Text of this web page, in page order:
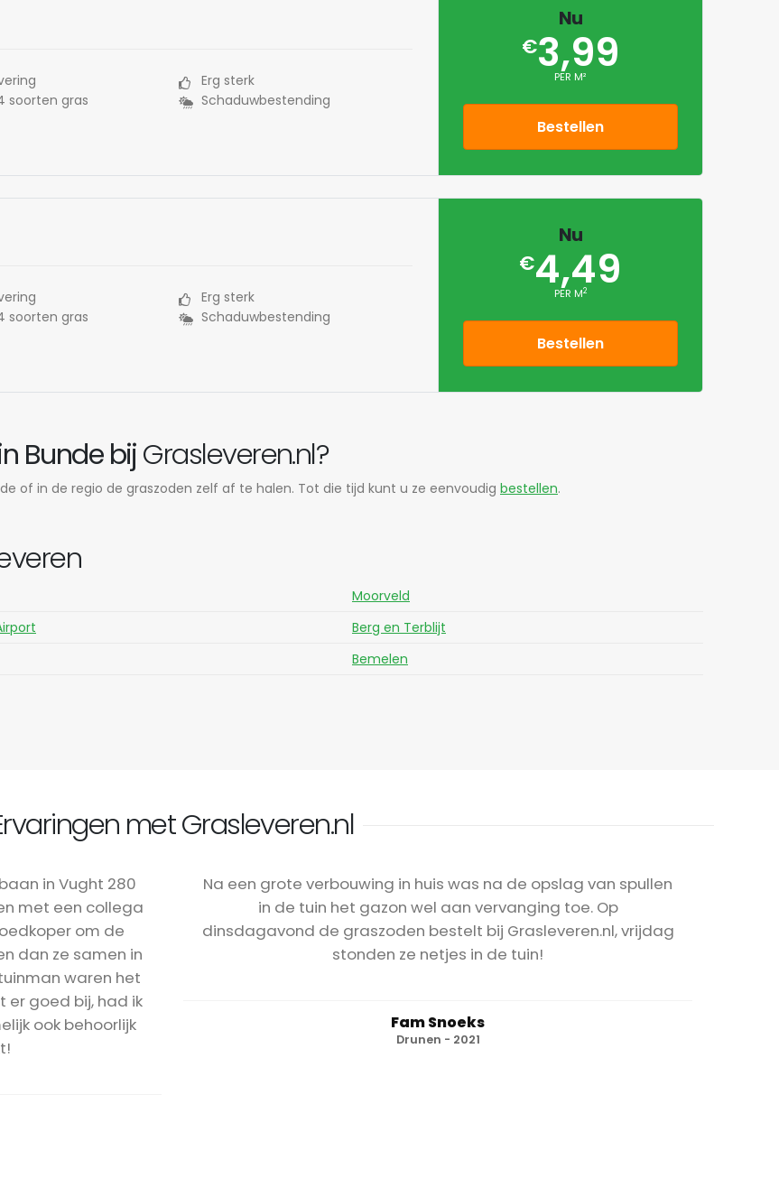
soorten gras
Erg sterk
Schaduwbestending
Nu
€3,99
PER M²
Bestellen
soorten gras
Erg sterk
Schaduwbestending
Nu
€4,49
PER M2
Bestellen
Bunde bijGrasleveren.nl?
of in de regio de graszoden zelf af te halen. Tot die tijd kunt u ze eenvoudig bestellen.
Moorveld
Berg en Terblijt
Bemelen
met Grasleveren.nl
in Vught 280
met een collega
om de
dan ze samen in
waren het
er goed bij, had ik
ook behoorlijk
Na een grote verbouwing in huis was na de opslag van spullen
in de tuin het gazon wel aan vervanging toe. Op
dinsdagavond de graszoden bestelt bij Grasleveren.nl, vrijdag
stonden ze netjes in de tuin!
Fam Snoeks
Drunen - 2021